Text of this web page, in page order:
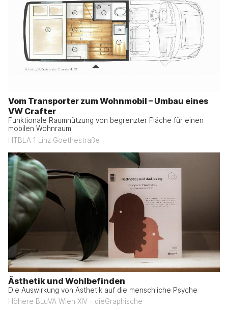
Vom Transporter zum Wohnmobil – Umbau eines
VW Crafter
Funktionale Raumnützung von begrenzter Fläche für einen
mobilen Wohnraum
HTBLA 1 Linz Goethestraße
Ästhetik und Wohlbefinden
Die Auswirkung von Ästhetik auf die menschliche Psyche
Höhere BLuVA Wien XIV - dieGraphische